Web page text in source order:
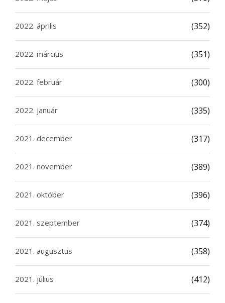
2022. április (352)
2022. március (351)
2022. február (300)
2022. január (335)
2021. december (317)
2021. november (389)
2021. október (396)
2021. szeptember (374)
2021. augusztus (358)
2021. július (412)